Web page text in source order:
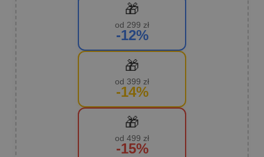
🎁
od 299 zł
-12%
🎁
od 399 zł
-14%
🎁
od 499 zł
-15%